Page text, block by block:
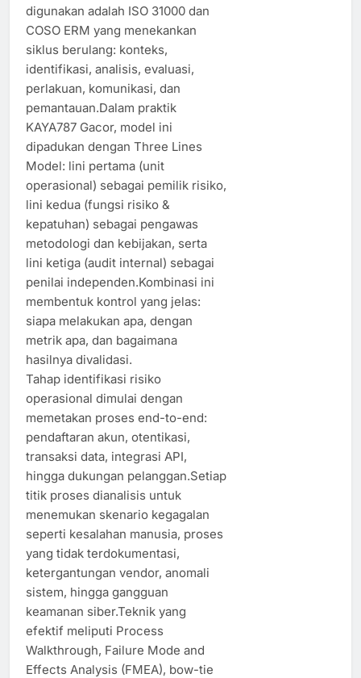
digunakan adalah ISO 31000 dan
COSO ERM yang menekankan
siklus berulang: konteks,
identifikasi, analisis, evaluasi,
perlakuan, komunikasi, dan
pemantauan.Dalam praktik
KAYA787 Gacor, model ini
dipadukan dengan Three Lines
Model: lini pertama (unit
operasional) sebagai pemilik risiko,
lini kedua (fungsi risiko &
kepatuhan) sebagai pengawas
metodologi dan kebijakan, serta
lini ketiga (audit internal) sebagai
penilai independen.Kombinasi ini
membentuk kontrol yang jelas:
siapa melakukan apa, dengan
metrik apa, dan bagaimana
hasilnya divalidasi.
Tahap identifikasi risiko
operasional dimulai dengan
memetakan proses end-to-end:
pendaftaran akun, otentikasi,
transaksi data, integrasi API,
hingga dukungan pelanggan.Setiap
titik proses dianalisis untuk
menemukan skenario kegagalan
seperti kesalahan manusia, proses
yang tidak terdokumentasi,
ketergantungan vendor, anomali
sistem, hingga gangguan
keamanan siber.Teknik yang
efektif meliputi Process
Walkthrough, Failure Mode and
Effects Analysis (FMEA), bow-tie